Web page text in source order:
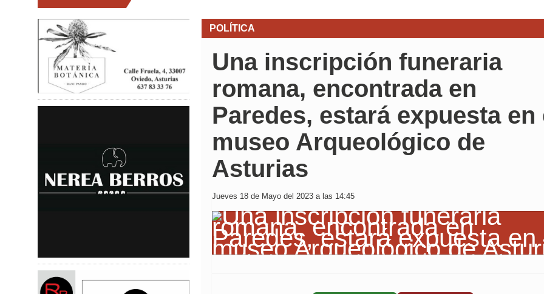
POLÍTICA
Una inscripción funeraria
romana, encontrada en
Paredes, estará expuesta en
museo Arqueológico de
Asturias
Jueves 18 de Mayo del 2023 a las 14:45